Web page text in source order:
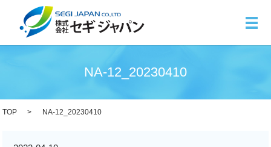
メ
NA-12_20230410
TOP NA-12_20230410